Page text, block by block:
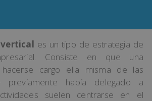
es un tipo de estrategia de
Consiste en que una
cargo ella misma de las
previamente había delegado a
suelen centrarse en el